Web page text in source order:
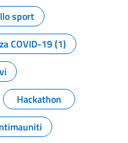
pagina
sport
COVID-19 (1)
Hackathon